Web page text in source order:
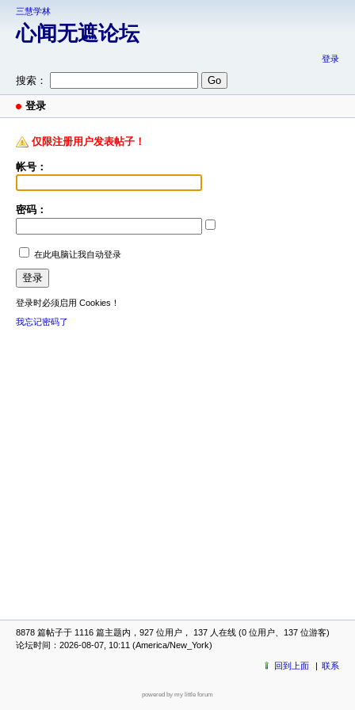
三慧学林
心闻无遮论坛
登录
搜索：
登录
仅限注册用户发表帖子！
帐号：
密码：
在此电脑让我自动登录
登录时必须启用 Cookies！
我忘记密码了
8878 篇帖子于 1116 篇主题内，927 位用户， 137 人在线 (0 位用户、137 位游客)
论坛时间：2026-08-07, 10:11 (America/New_York)
回到上面 联系
powered by my little forum